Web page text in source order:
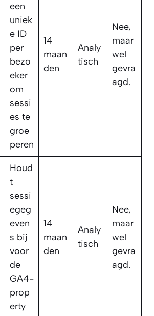
een
uniek
e ID
per
bezo
eker
om
sessi
es te
groe
peren
14
maan
den
Analy
tisch
Nee,
maar
wel
gevra
agd.
Houd
t
sessi
egeg
even
s bij
voor
de
GA4-
prop
erty
14
maan
den
Analy
tisch
Nee,
maar
wel
gevra
agd.